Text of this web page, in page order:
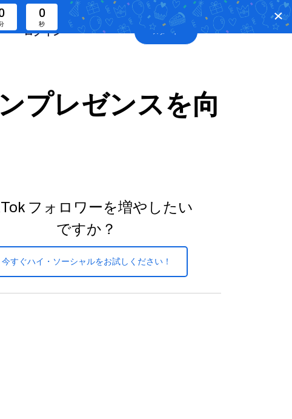
0
秒
ログイン スタート
プレゼンスを向
フォロワーを増やしたい
ですか？
今すぐハイ・ソーシャルをお試しください！